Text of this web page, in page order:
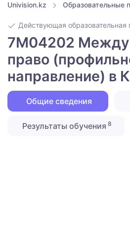
Univision.kz Образовательные
Действующая образовательная
7M04202
право
направление) в
Общие сведения
Результаты обучения 8